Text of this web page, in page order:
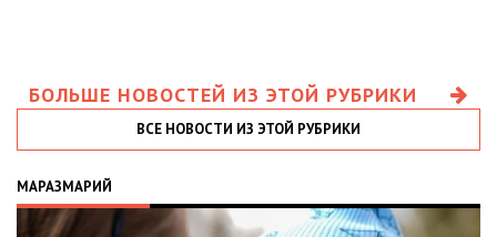
БОЛЬШЕ НОВОСТЕЙ ИЗ ЭТОЙ РУБРИКИ
ВСЕ НОВОСТИ ИЗ ЭТОЙ РУБРИКИ
МАРАЗМАРИЙ